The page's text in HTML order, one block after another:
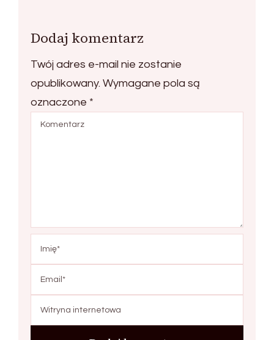
Dodaj komentarz
Twój adres e-mail nie zostanie
opublikowany. Wymagane pola są
oznaczone *